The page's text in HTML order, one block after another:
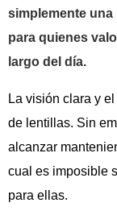
simplemente
para quienes
largo del día.
La visión clara y
de lentillas. Sin
alcanzar
cual es imposible
para ellas.